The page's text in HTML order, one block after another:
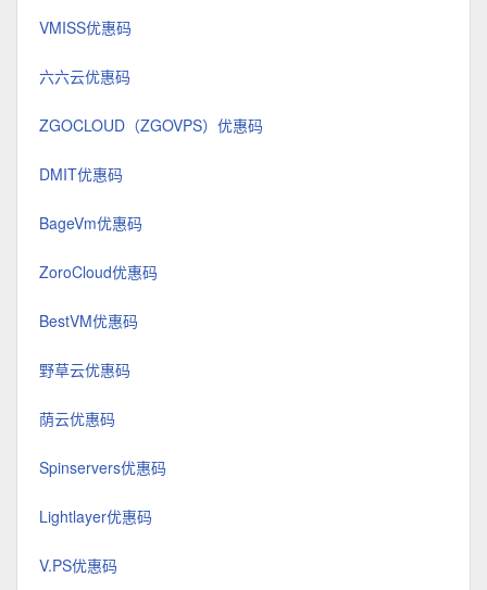
VMISS优惠码
六六云优惠码
ZGOCLOUD（ZGOVPS）优惠码
DMIT优惠码
BageVm优惠码
ZoroCloud优惠码
BestVM优惠码
野草云优惠码
荫云优惠码
Spinservers优惠码
Lightlayer优惠码
V.PS优惠码